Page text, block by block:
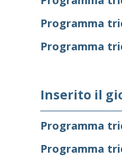
Programma
Programma
Inserito il
Programma
Programma